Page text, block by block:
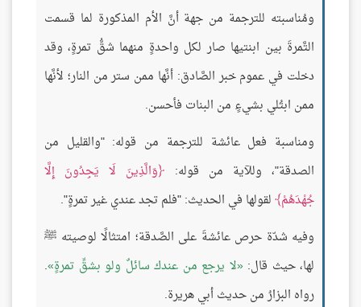
ومُناسبته للترجمة من جهة أنَّ الأم المذكورة لما قسمت
التَّمرةَ بين ابنتيها صار لكل واحدةٍ منهما شقُّ تمرةٍ، وقد
دخلت في عموم خبر الصَّادق: أنَّها ممن ستر من النار؛ لأنَّها
ممن ابتُلي بشيءٍ من البنات فأحسن.
ومناسبة فعل عائشة للترجمة من قوله: "والقليل من
الصدقة"، وللآية من قوله:
وَالَّذِينَ لَا يَجِدُونَ إِلَّا
جُهْدَهُمْ لقولها في الحديث: "فلم تجد عندي غير تمرةٍ".
وفيه شدّة حرص عائشةَ على الصَّدقة؛ امتثالًا لوصيته ﷺ
لها، حيث قال: لا يرجع من عندك سائلٌ ولو بشقِّ تمرةٍ .
رواه البزارُ من حديث أبي هريرة.